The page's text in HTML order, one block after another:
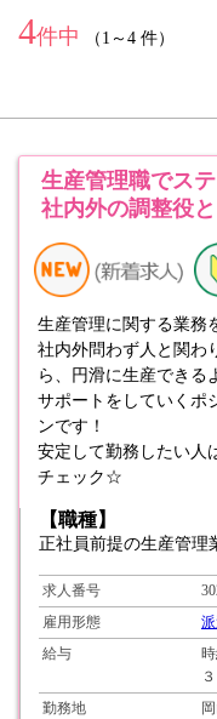
4件中 （1～4 件）
生産管理職でステ
社内外の調整役
生産管理に関する業務
社内外問わず人と関わ
ら、円滑に生産できる
サポートをしていくポ
ンです！
安定して勤務したい人
チェック☆
【職種】
正社員前提の生産管理
求人番号
雇用形態
給与
勤務地